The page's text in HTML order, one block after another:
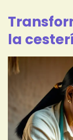
la